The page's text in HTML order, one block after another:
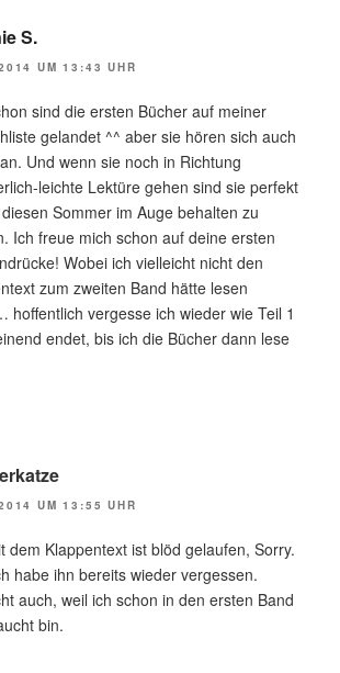
S.
UM 13:43 UHR
sind die ersten Bücher auf meiner
gelandet ^^ aber sie hören sich auch
Und wenn sie noch in Richtung
leichte Lektüre gehen sind sie perfekt
Sommer im Auge behalten zu
Ich freue mich schon auf deine ersten
Wobei ich vielleicht nicht den
zum zweiten Band hätte lesen
hoffentlich vergesse ich wieder wie Teil 1
endet, bis ich die Bücher dann lese
UM 13:55 UHR
dem Klappentext ist blöd gelaufen, Sorry.
habe ihn bereits wieder vergessen.
auch, weil ich schon in den ersten Band
bin.